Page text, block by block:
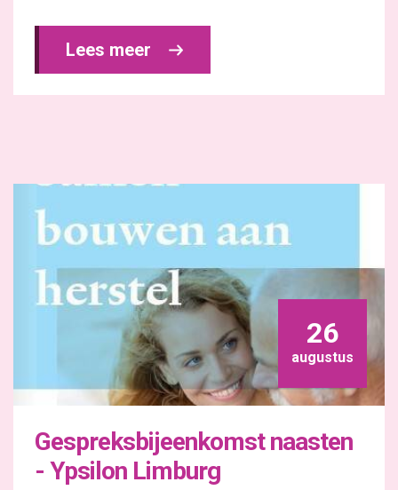
Lees meer
26
augustus
Gespreksbijeenkomst naasten
- Ypsilon Limburg